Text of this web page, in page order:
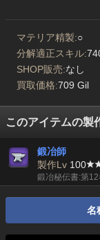
マテリア精製:○
分解適正スキル:
SHOP販売:なし
買取価格:709 Gil
このアイテムの製
鍛冶師
製作Lv 100
鍛冶秘伝書:第12
名